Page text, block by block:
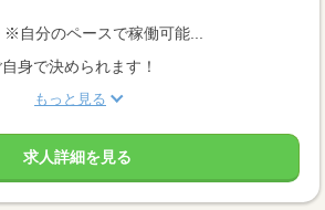
自分のペースで稼働可能...
身で決められます！
もっと見る
求人詳細を見る